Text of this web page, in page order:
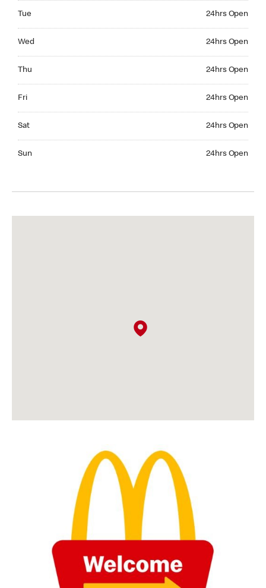
Tue 24hrs Open
Wed 24hrs Open
Thu 24hrs Open
Fri 24hrs Open
Sat 24hrs Open
Sun 24hrs Open